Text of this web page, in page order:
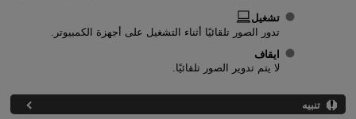
تشغيل
تدور الصور تلقائيًا أثناء التشغيل على أجهزة الكمبيوتر.
ايقاف
لا يتم تدوير الصور تلقائيًا.
تنبيه